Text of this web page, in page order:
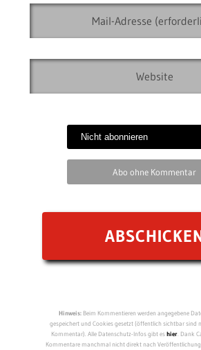
Abo ohne Kommentar
Hinweis:Beim Kommentieren werden angegebene
gespeichert und Cookies gesetzt (öffentlich sichtbar sind
Kommentar). Alle Datenschutz-Infos gibt eshier. Dank
Kommentare manchmal nicht direkt nach